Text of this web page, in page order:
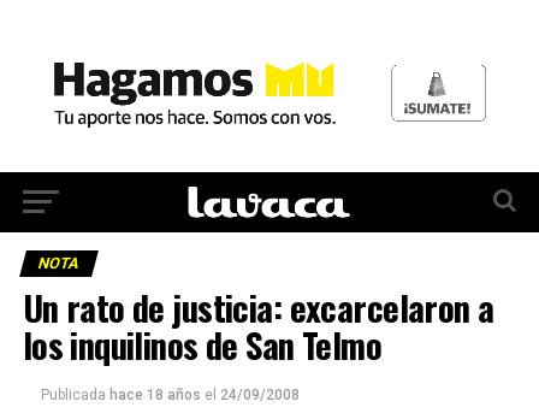
NOTA
Un rato de justicia: excarcelaron a
los inquilinos de San Telmo
Publicada hace 18 años el 24/09/2008